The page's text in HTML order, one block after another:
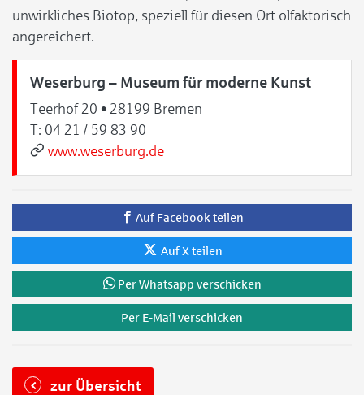
unwirkliches Biotop, speziell für diesen Ort olfaktorisch
angereichert.
Weserburg – Museum für moderne Kunst
Teerhof 20 • 28199 Bremen
T: 04 21 / 59 83 90
www.weserburg.de
Auf Facebook teilen
Auf X teilen
Per Whatsapp verschicken
Per E-Mail verschicken
zur Übersicht